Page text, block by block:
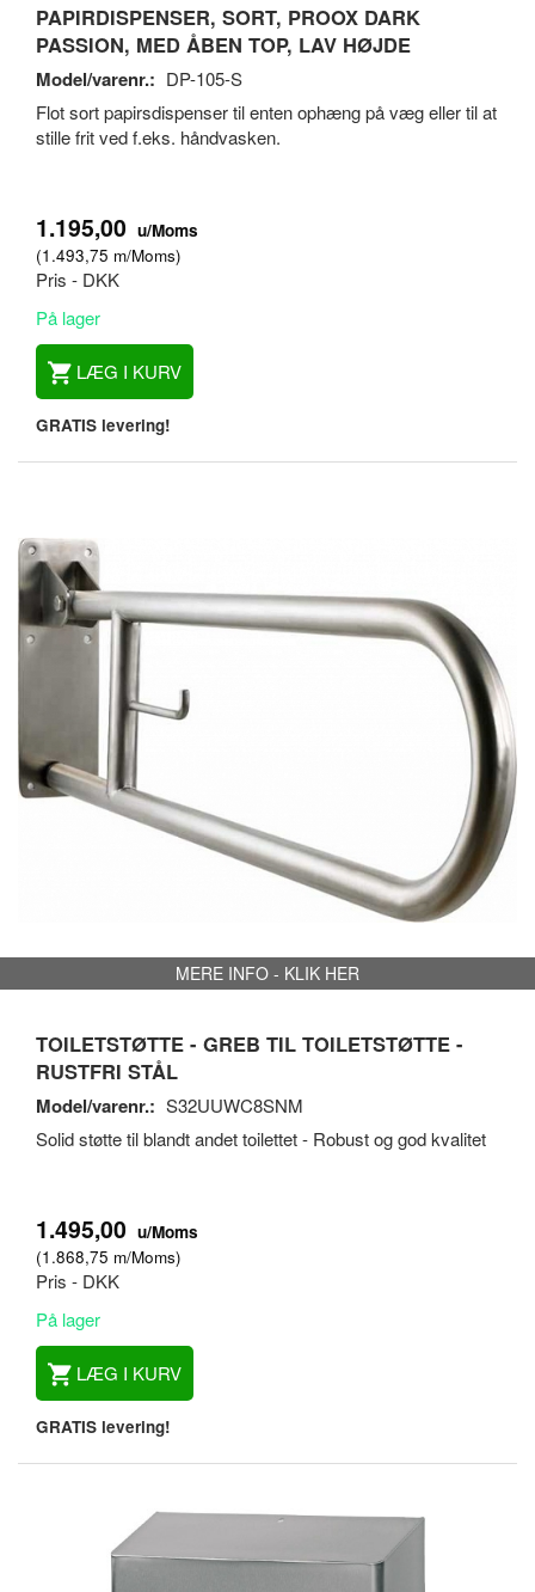
PAPIRDISPENSER, SORT, PROOX DARK
PASSION, MED ÅBEN TOP, LAV HØJDE
Model/varenr.: DP-105-S
Flot sort papirsdispenser til enten ophæng på væg eller til at
stille frit ved f.eks. håndvasken.
1.195,00 u/Moms
(1.493,75 m/Moms)
Pris - DKK
På lager
LÆG I KURV
GRATIS levering!
MERE INFO - KLIK HER
TOILETSTØTTE - GREB TIL TOILETSTØTTE -
RUSTFRI STÅL
Model/varenr.: S32UUWC8SNM
Solid støtte til blandt andet toilettet - Robust og god kvalitet
1.495,00 u/Moms
(1.868,75 m/Moms)
Pris - DKK
På lager
LÆG I KURV
GRATIS levering!